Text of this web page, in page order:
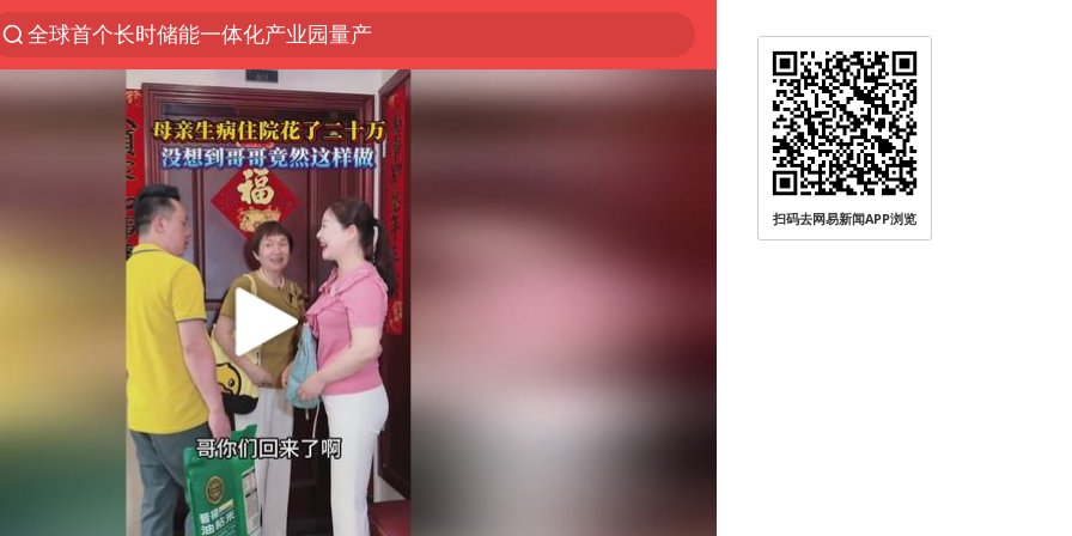
全球首个长时储能一体化产业园量产
台风白海豚已进入24小时警戒线
秋天的第一杯奶茶怎么选
上海：台风白海豚或将带来龙卷风
四川宜宾高县4.9级地震致1死
中国女篮70-67险胜尼日利亚女篮
中巨芯：上半年归母净利润1405.77万元
38岁演员求职万岁山NPC成功
胜宏科技：股票交易异常波动
国乒男单横滨冠军赛全军覆没
胡彦斌获《歌手2026》歌王
扫码去网易新闻APP浏览